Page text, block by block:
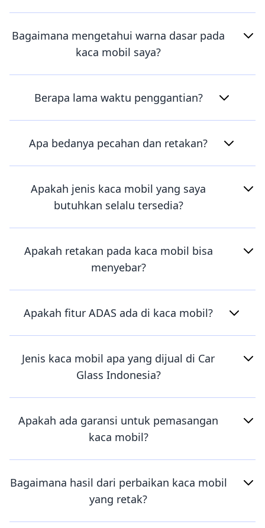
Bagaimana mengetahui warna dasar pada
kaca mobil saya?
Berapa lama waktu penggantian?
Apa bedanya pecahan dan retakan?
Apakah jenis kaca mobil yang saya
butuhkan selalu tersedia?
Apakah retakan pada kaca mobil bisa
menyebar?
Apakah fitur ADAS ada di kaca mobil?
Jenis kaca mobil apa yang dijual di Car
Glass Indonesia?
Apakah ada garansi untuk pemasangan
kaca mobil?
Bagaimana hasil dari perbaikan kaca mobil
yang retak?